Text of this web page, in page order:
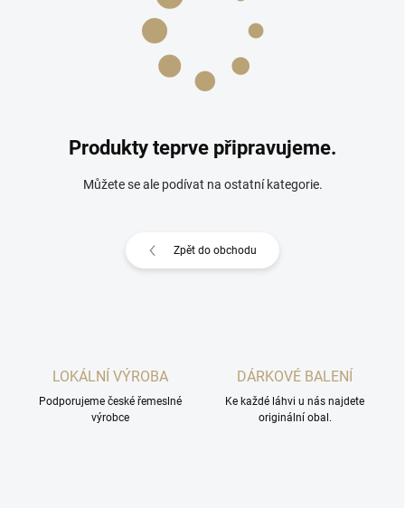
Produkty teprve připravujeme.
Můžete se ale podívat na ostatní kategorie.
Zpět do obchodu
LOKÁLNÍ VÝROBA
Podporujeme české řemeslné
výrobce
DÁRKOVÉ BALENÍ
Ke každé láhvi u nás najdete
originální obal.